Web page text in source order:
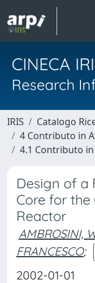
CINECA
Research
IRIS
Catalogo
4 Contributo in
4.1 Contributo
Design of a
Core for the
Reactor
AMBROSINI,
FRANCESCO;
2002-01-01